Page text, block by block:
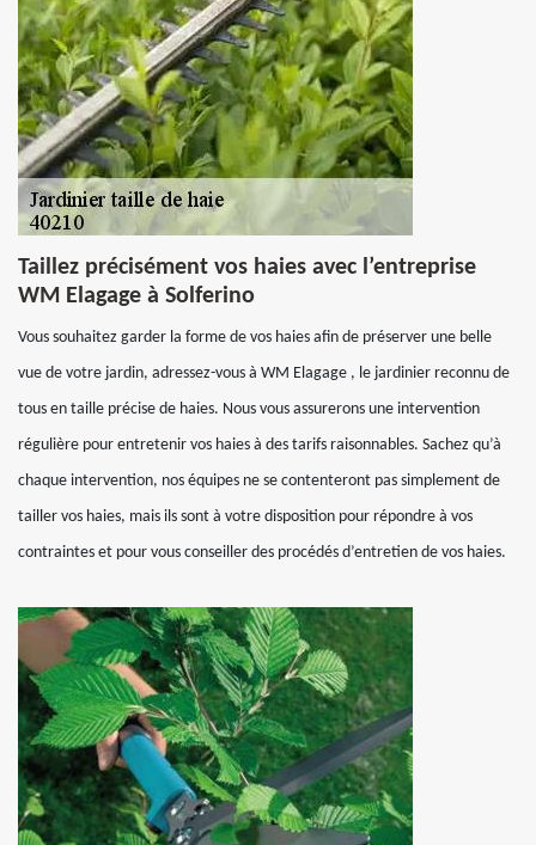
Taillez précisément vos haies avec l’entreprise
WM Elagage à Solferino
Vous souhaitez garder la forme de vos haies afin de préserver une belle
vue de votre jardin, adressez-vous à WM Elagage , le jardinier reconnu de
tous en taille précise de haies. Nous vous assurerons une intervention
régulière pour entretenir vos haies à des tarifs raisonnables. Sachez qu’à
chaque intervention, nos équipes ne se contenteront pas simplement de
tailler vos haies, mais ils sont à votre disposition pour répondre à vos
contraintes et pour vous conseiller des procédés d’entretien de vos haies.